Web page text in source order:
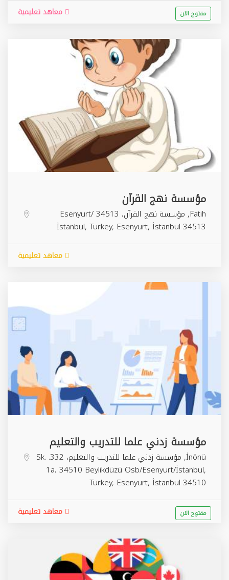
معاهد تعليمية مفتوح الان
مؤسسة نهج القرآن
Fatih, مؤسسة نهج القرآن، 34513 Esenyurt/
İstanbul, Turkey, Esenyurt, İstanbul 34513
معاهد تعليمية
مؤسسة زدني علما للتدريب والتعليم
İnönü, مؤسسة زدني علما للتدريب والتعليم، 332. Sk.
1a، 34510 Beylikdüzü Osb/Esenyurt/İstanbul,
Turkey, Esenyurt, İstanbul 34510
معاهد تعليمية مفتوح الان